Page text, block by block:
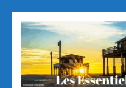
Aller
contenu
(Pressez
Entrée)